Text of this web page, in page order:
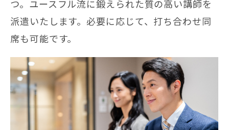
つ。ユースフル流に鍛えられた質の高い講師を
派遣いたします。必要に応じて、打ち合わせ同
席も可能です。